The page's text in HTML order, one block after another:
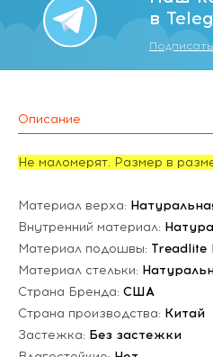
в
Описание
Не маломерят. Размер в
Материал верха:
Внутренний материал:
Материал подошвы: Treadlite
Материал стельки:
Страна Бренда: США
Страна производства: Китай
Застежка: Без застежки